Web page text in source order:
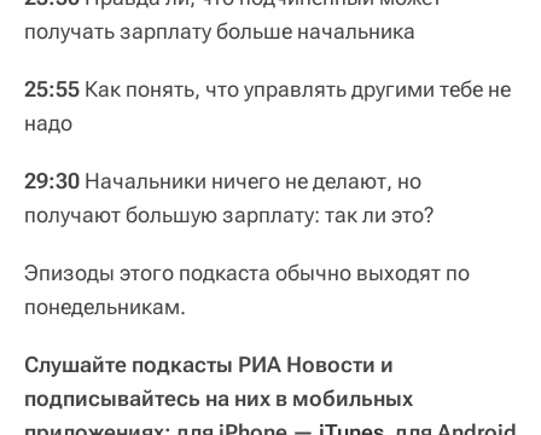
получать зарплату больше начальника
25:55 Как понять, что управлять другими тебе не
надо
29:30 Начальники ничего не делают, но
получают большую зарплату: так ли это?
Эпизоды этого подкаста обычно выходят по
понедельникам.
Слушайте подкасты РИА Новости и
подписывайтесь на них в мобильных